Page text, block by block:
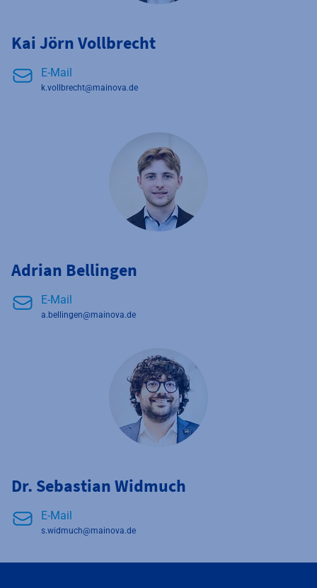
Kai Jörn Vollbrecht
E-Mail
k.vollbrecht@mainova.de
Adrian Bellingen
E-Mail
a.bellingen@mainova.de
Dr. Sebastian Widmuch
E-Mail
s.widmuch@mainova.de